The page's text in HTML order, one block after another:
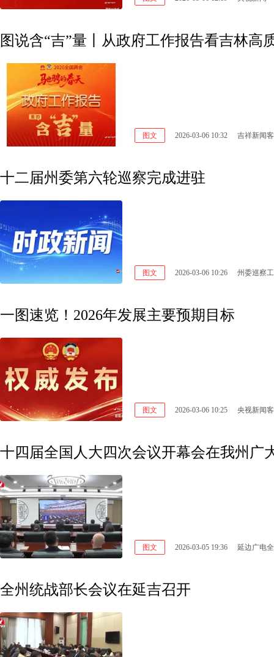
图说含“吉”量丨从政府工作报告看吉林高
图文 2026-03-06 10:32 吉祥新闻
十二届州委第六轮巡察完成进驻
图文 2026-03-06 10:26 州委巡察
一图速览！2026年发展主要预期目标
图文 2026-03-06 10:25 央视新闻
十四届全国人大四次会议开幕会在我州广
图文 2026-03-05 19:36 延边广电
全州统战部长会议在延吉召开